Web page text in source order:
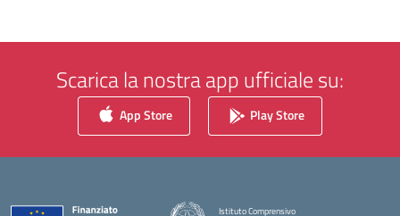
Scarica la nostra app ufficiale su:
App Store Play Store
Istituto Comprensivo